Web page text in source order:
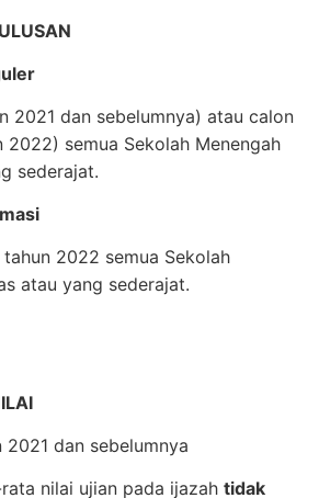
2021 dan sebelumnya) atau calon
2022) semua Sekolah Menengah
sederajat.
2022 semua Sekolah
atau yang sederajat.
2021 dan sebelumnya
nilai ujian pada ijazah tidak